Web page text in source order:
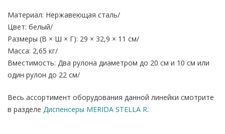
Материал: Нержавеющая сталь/
Цвет: белый/
Размеры (В × Ш × Г): 29 × 32,9 × 11 см/
Масса: 2,65 кг/
Вместимость: Два рулона диаметром до 20 см и 10 см или
один рулон до 22 см/
Весь ассортимент оборудования данной линейки смотрите
в разделе Диспенсеры MERIDA STELLA R.